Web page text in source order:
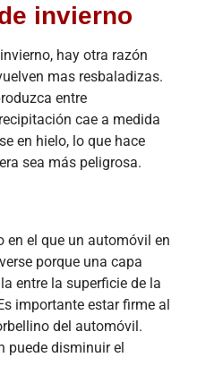
invierno
hay otra razón
mas resbaladizas.
entre
cae a medida
en hielo, lo que hace
sea más peligrosa.
en el que un automóvil en
porque una capa
entre la superficie de la
importante estar firme al
del automóvil.
puede disminuir el